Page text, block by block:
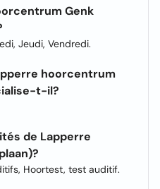
Genk
Jeudi, Vendredi.
hoorcentrum
t-il?
de Lapperre
Hoortest, test auditif.